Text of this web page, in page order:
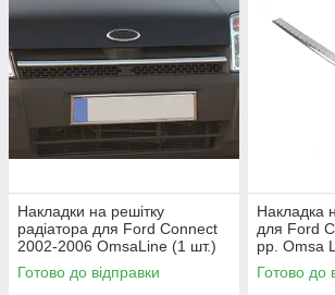
Накладки на решітку
радіатора для Ford Connect
2002-2006 OmsaLine (1 шт.)
Готово до відправки
Накладка
для Ford
рр. Omsa
сталь
Готово до